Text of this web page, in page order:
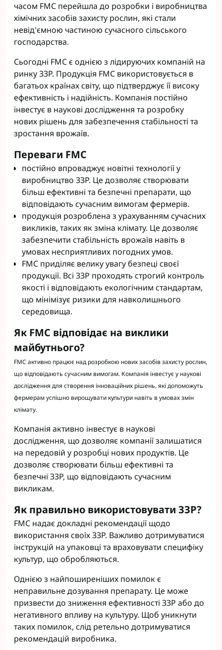
часом FMC перейшла до розробки і виробництва
хімічних засобів захисту рослин, які стали
невід'ємною частиною сучасного сільського
господарства.
Сьогодні FMC є однією з лідируючих компаній на
ринку ЗЗР. Продукція FMC використовується в
багатьох країнах світу, що підтверджує її високу
ефективність і надійність. Компанія постійно
інвестує в наукові дослідження та розробку
нових рішень для забезпечення стабільності та
зростання врожаїв.
Переваги FMC
постійно впроваджує новітні технології у
виробництво ЗЗР. Це дозволяє створювати
більш ефективні та безпечні препарати, що
відповідають сучасним вимогам фермерів.
продукція розроблена з урахуванням сучасних
викликів, таких як зміна клімату. Це дозволяє
забезпечити стабільність врожаїв навіть в
умовах несприятливих погодних умов.
FMC приділяє велику увагу безпеці своєї
продукції. Всі ЗЗР проходять строгий контроль
якості і відповідають екологічним стандартам,
що мінімізує ризики для навколишнього
середовища.
Як FMC відповідає на виклики
майбутнього?
FMC активно працює над розробкою нових засобів захисту рослин,
що відповідають сучасним вимогам. Компанія інвестує у наукові
дослідження для створення інноваційних рішень, які допоможуть
фермерам успішно вирощувати культури навіть в умовах змін
клімату.
Компанія активно інвестує в наукові
дослідження, що дозволяє компанії залишатися
на передовій у розробці нових продуктів. Це
дозволяє створювати більш ефективні та
безпечні ЗЗР, що відповідають сучасним
викликам.
Як правильно використовувати ЗЗР?
FMC надає докладні рекомендації щодо
використання своїх ЗЗР. Важливо дотримуватися
інструкцій на упаковці та враховувати специфіку
культур, що обробляються.
Однією з найпоширеніших помилок є
неправильне дозування препарату. Це може
призвести до зниження ефективності ЗЗР або до
негативного впливу на культуру. Щоб уникнути
таких помилок, слід ретельно дотримуватися
рекомендацій виробника.